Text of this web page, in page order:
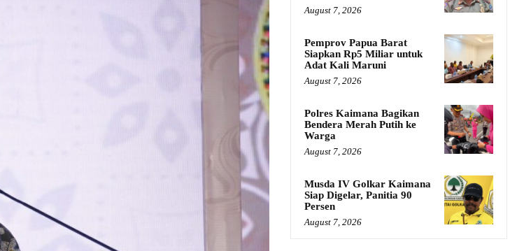
August 7, 2026
Pemprov Papua Barat
Siapkan Rp5 Miliar untuk
Adat Kali Maruni
August 7, 2026
Polres Kaimana Bagikan
Bendera Merah Putih ke
Warga
August 7, 2026
Musda IV Golkar Kaimana
Siap Digelar, Panitia 90
Persen
August 7, 2026